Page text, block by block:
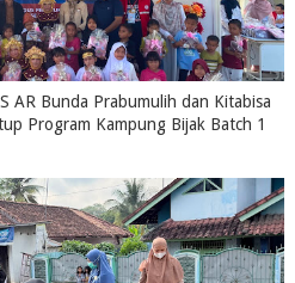
AR Bunda Prabumulih dan Kitabisa
Program Kampung Bijak Batch 1